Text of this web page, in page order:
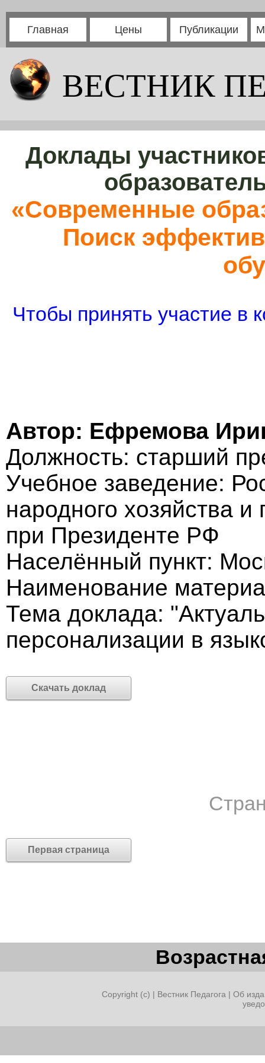
Главная Цены Публикации
ВЕСТНИК
Доклады
«Современные
Поиск
Чтобы принять участие в
Автор: Ефремова
Должность: старший
Учебное заведение:
народного хозяйства
при Президенте РФ
Населённый пункт:
Наименование
Тема доклада:
персонализации в
Скачать доклад
Первая страница
Copyright (c) | Вестник Педагога | Об